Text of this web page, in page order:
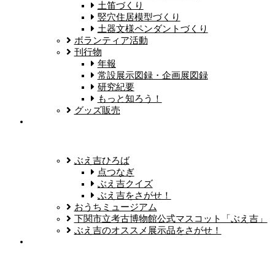
土笛づくり
竪穴住居模型づくり
土器文様ペンダントづくり
ボランティア活動
刊行物
年報
常設展示図録・企画展図録
研究紀要
もっと知ろう！
グッズ販売
ぶえ吉ひろば
点つなぎ
ぶえ吉クイズ
ぶえ吉をさがせ！
おうちミュージアム
下関市立考古博物館公式マスコット「ぶえ吉」
ぶえ吉のオススメ展示品をさがせ！